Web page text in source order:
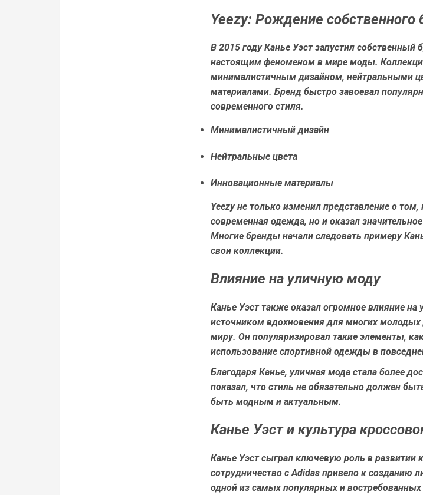
Yeezy: Рождение собственного
В 2015 году Канье Уэст запустил собственный
настоящим феноменом в мире моды.
минималистичным дизайном, нейтральными
материалами. Бренд быстро завоевал
современного стиля.
Минималистичный дизайн
Нейтральные цвета
Инновационные материалы
Yeezy не только изменил представление о
современная одежда, но и оказал
Многие бренды начали следовать примеру
свои коллекции.
Влияние на уличную моду
Канье Уэст также оказал огромное влияние на
источником вдохновения для многих
миру. Он популяризировал такие элементы,
использование спортивной одежды в
Благодаря Канье, уличная мода стала более
показал, что стиль не обязательно должен
быть модным и актуальным.
Канье Уэст и культура
Канье Уэст сыграл ключевую роль в развитии
сотрудничество с Adidas привело к созданию
одной из самых популярных и